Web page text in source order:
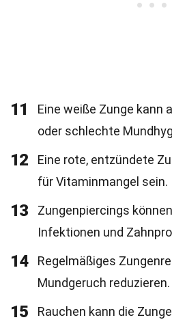
11
Eine weiße Zunge kann
oder schlechte
12
Eine rote, entzündete
für Vitaminmangel sein.
13
Zungenpiercings
Infektionen und
14
Regelmäßiges
Mundgeruch reduzieren.
15
Rauchen kann die